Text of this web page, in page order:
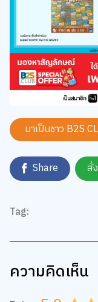
มาเป็นชาว B2S
Share สั่
Tag:
ความคิดเห็น